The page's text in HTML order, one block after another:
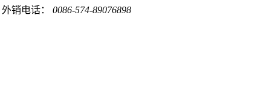
外销电话： 0086-574-89076898